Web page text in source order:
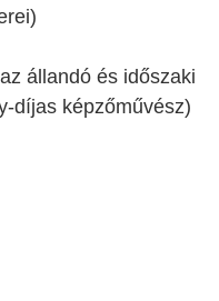
állandó és időszaki
díjas képzőművész)